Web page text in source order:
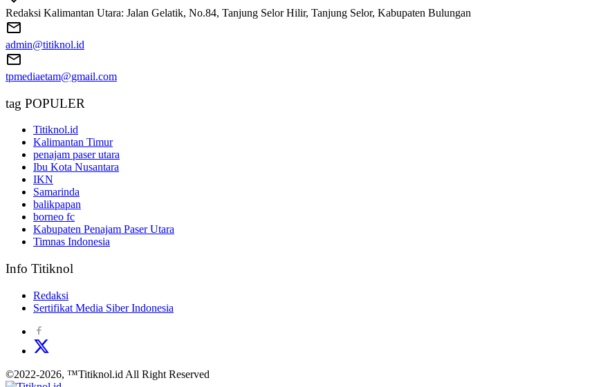
Redaksi Kalimantan Utara: Jalan Gelatik, No.84, Tanjung Selor Hilir, Tanjung Selor, Kabupaten Bulungan
admin@titiknol.id
tpmediaetam@gmail.com
tag POPULER
Titiknol.id
Kalimantan Timur
penajam paser utara
Ibu Kota Nusantara
IKN
Samarinda
balikpapan
borneo fc
Kabupaten Penajam Paser Utara
Timnas Indonesia
Info Titiknol
Redaksi
Sertifikat Media Siber Indonesia
©2022-2026, ™Titiknol.id All Right Reserved